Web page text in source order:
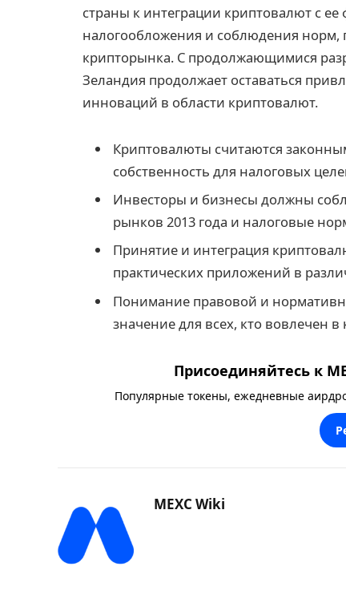
страны к интеграции криптовалют с
налогообложения и соблюдения норм,
крипторынка. С продолжающимися
Зеландия продолжает оставаться
инноваций в области криптовалют.
Криптовалюты считаются
собственность для налоговых
Инвесторы и бизнесы должны
рынков 2013 года и налоговые
Принятие и интеграция
практических приложений в
Понимание правовой и
значение для всех, кто вовлечен
Присоединяйтесь к
Популярные токены, ежедневные
MEXC Wiki